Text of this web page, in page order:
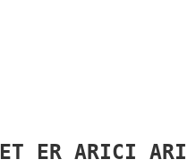
ET ER ARICI ARI